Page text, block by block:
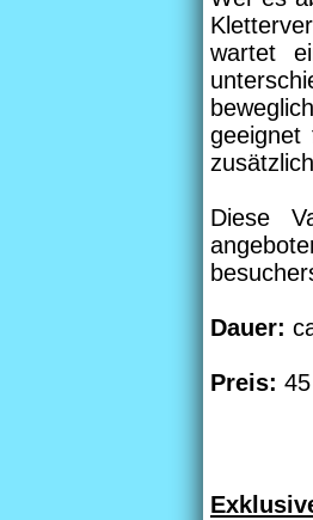
wartet
geeignet
Diese
Dauer:
Preis: